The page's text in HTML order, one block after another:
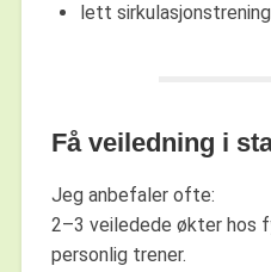
lett sirkulasjonstrening
Få veiledning i
Jeg anbefaler ofte:
2–3 veiledede økter hos
personlig trener.